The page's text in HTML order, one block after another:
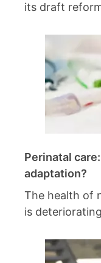
its draft
Perinatal
adaptation?
The health of
is